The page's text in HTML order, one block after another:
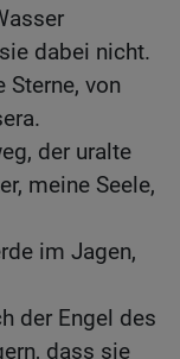
dabei nicht.
von
der uralte
meine Seele,
im Jagen,
der Engel des
dass sie